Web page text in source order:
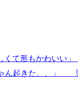
て形もかわいい
ゃん起きた、、」